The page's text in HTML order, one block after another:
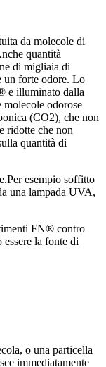
da molecole di
quantità
di migliaia di
un forte odore. Lo
e illuminato dalla
molecole odorose
(CO2), che non
ridotte che non
quantità di
esempio soffitto
una lampada UVA,
FN® contro
essere la fonte di
o una particella
immediatamente